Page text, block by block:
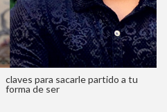
claves para sacarle partido a tu
forma de ser